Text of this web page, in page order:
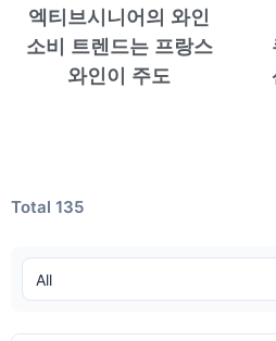
엑티브시니어의 와인
소비 트렌드는 프랑스
와인이 주도
Total 135